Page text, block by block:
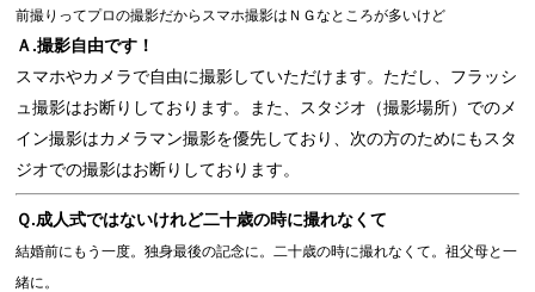
前撮りってプロの撮影だからスマホ撮影はＮＧなところが多いけど
Ａ.撮影自由です！
スマホやカメラで自由に撮影していただけます。ただし、フラッシ
ュ撮影はお断りしております。また、スタジオ（撮影場所）でのメ
イン撮影はカメラマン撮影を優先しており、次の方のためにもスタ
ジオでの撮影はお断りしております。
Ｑ.成人式ではないけれど二十歳の時に撮れなくて
結婚前にもう一度。独身最後の記念に。二十歳の時に撮れなくて。祖父母と一
緒に。